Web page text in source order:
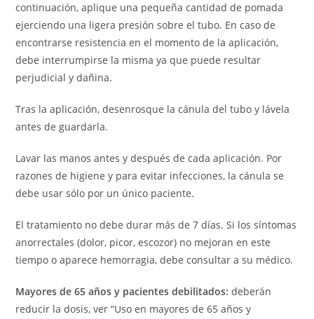
continuación, aplique una pequeña cantidad de pomada
ejerciendo una ligera presión sobre el tubo. En caso de
encontrarse resistencia en el momento de la aplicación,
debe interrumpirse la misma ya que puede resultar
perjudicial y dañina.
Tras la aplicación, desenrosque la cánula del tubo y lávela
antes de guardarla.
Lavar las manos antes y después de cada aplicación. Por
razones de higiene y para evitar infecciones, la cánula se
debe usar sólo por un único paciente.
El tratamiento no debe durar más de 7 días. Si los síntomas
anorrectales (dolor, picor, escozor) no mejoran en este
tiempo o aparece hemorragia, debe consultar a su médico.
Mayores de 65 años y pacientes debilitados: deberán
reducir la dosis, ver “Uso en mayores de 65 años y